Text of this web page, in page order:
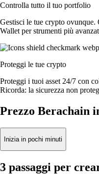
Controlla tutto il tuo portfolio
Gestisci le tue crypto
Wallet per strumenti più
Proteggi le tue crypto
Proteggi i tuoi asset 24/7 con
Ricorda: la sicurezza non
Prezzo Berachain
Inizia in pochi minuti
3 passaggi per